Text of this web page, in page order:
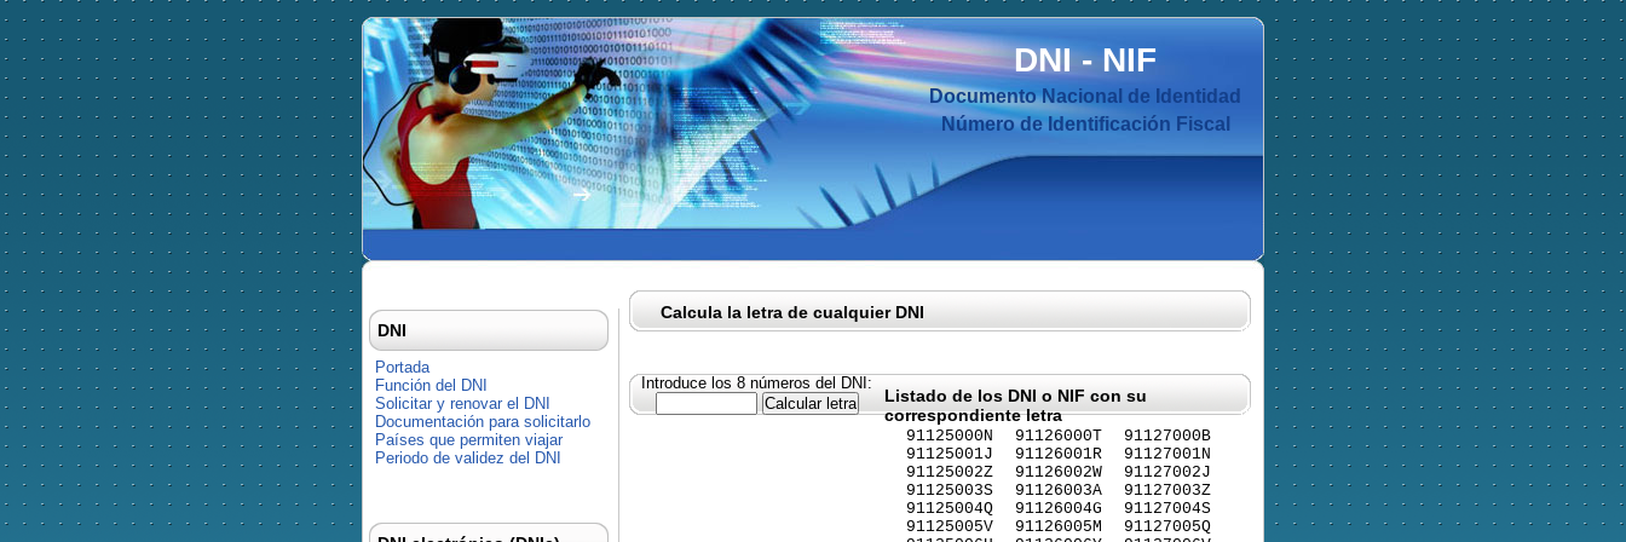
DNI-NIF
Documento Nacional de Identidad
Número de Identificación Fiscal
Calcula la letra de cualquier DNI
Introduce los 8 números del DNI:
Listado de los DNI o NIF con su
correspondiente letra
91125000N
91125001J
91125002Z
91125003S
91125004Q
91125005V
91126000T
91126001R
91126002W
91126003A
91126004G
91126005M
91127000B
91127001N
91127002J
91127003Z
91127004S
91127005Q
DNI
Portada
Función del DNI
Solicitar y renovar el DNI
Documentación para solicitarlo
Países que permiten viajar
Periodo de validez del DNI